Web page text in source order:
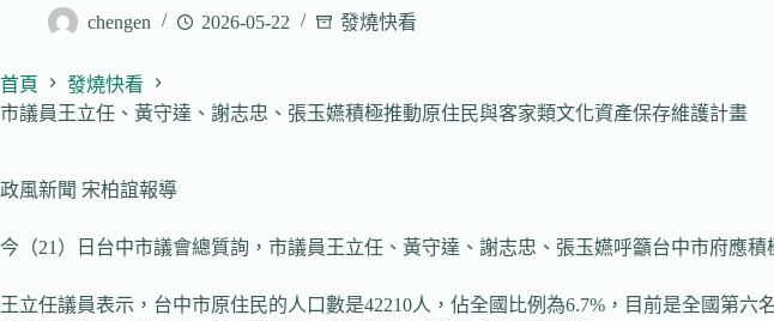
chengen 2026-05-22 發燒快看
首頁
發燒快看
市議員王立任、黃守達、謝志忠、張玉嬿積極推動原住民與客家類文化資產保存維護計畫
政風新聞 宋柏誼報導
今（21）日台中市議會總質詢，市議員王立任、黃守達、謝志忠、張玉嬿呼籲台中市府應
王立任議員表示，台中市原住民的人口數是42210人，佔全國比例為6.7%，目前是全國第